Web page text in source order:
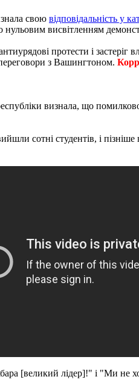
свою відповідальність у
висвітленням
протести і застеріг
з Вашингтоном.
визнала, що
сотні студентів, і
[великий лідер]!" і "Ми